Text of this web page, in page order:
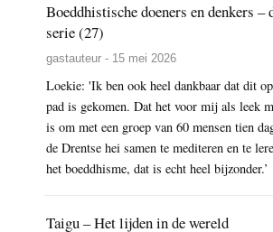
Boeddhistische doeners en denkers –
serie (27)
gastauteur - 15 mei 2026
Loekie: 'Ik ben ook heel dankbaar dat dit
pad is gekomen. Dat het voor mij als leek
is om met een groep van 60 mensen tien
de Drentse hei samen te mediteren en te
het boeddhisme, dat is echt heel bijzonder.’
Taigu – Het lijden in de wereld